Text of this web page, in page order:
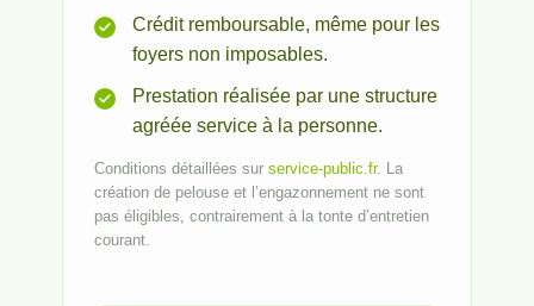
Crédit remboursable, même pour les
foyers non imposables.
Prestation réalisée par une structure
agréée service à la personne.
Conditions détaillées sur service-public.fr. La
création de pelouse et l’engazonnement ne sont
pas éligibles, contrairement à la tonte d’entretien
courant.